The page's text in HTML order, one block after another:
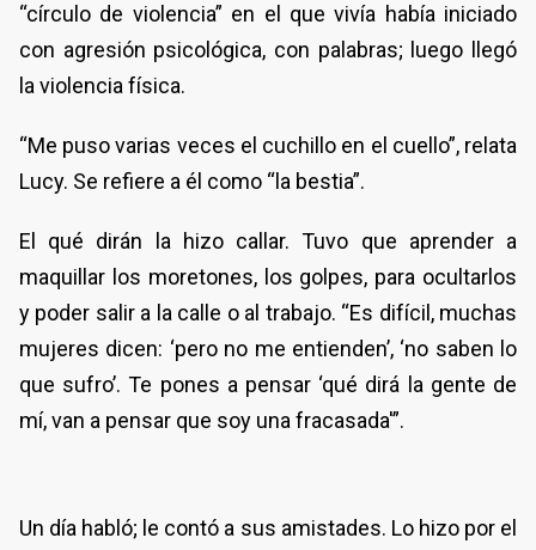
“círculo de violencia” en el que vivía había iniciado
con agresión psicológica, con palabras; luego llegó
la violencia física.
“Me puso varias veces el cuchillo en el cuello”, relata
Lucy. Se refiere a él como “la bestia”.
El qué dirán la hizo callar. Tuvo que aprender a
maquillar los moretones, los golpes, para ocultarlos
y poder salir a la calle o al trabajo. “Es difícil, muchas
mujeres dicen: ‘pero no me entienden’, ‘no saben lo
que sufro’. Te pones a pensar ‘qué dirá la gente de
mí, van a pensar que soy una fracasada'”.
Un día habló; le contó a sus amistades. Lo hizo por el